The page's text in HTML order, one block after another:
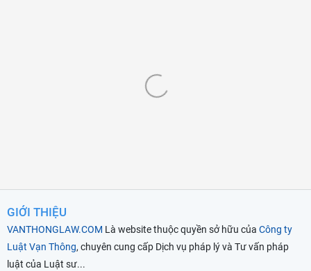
GIỚI THIỆU
VANTHONGLAW.COM Là website thuộc quyền sở hữu của Công ty
Luật Vạn Thông, chuyên cung cấp Dịch vụ pháp lý và Tư vấn pháp
luật của Luật sư...